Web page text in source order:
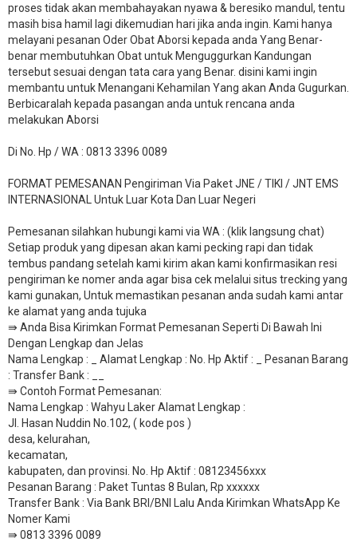
proses tidak akan membahayakan nyawa & beresiko mandul, tentu
masih bisa hamil lagi dikemudian hari jika anda ingin. Kami hanya
melayani pesanan Oder Obat Aborsi kepada anda Yang Benar-
benar membutuhkan Obat untuk Menguggurkan Kandungan
tersebut sesuai dengan tata cara yang Benar. disini kami ingin
membantu untuk Menangani Kehamilan Yang akan Anda Gugurkan.
Berbicaralah kepada pasangan anda untuk rencana anda
melakukan Aborsi
Di No. Hp / WA : 0813 3396 0089
FORMAT PEMESANAN Pengiriman Via Paket JNE / TIKI / JNT EMS
INTERNASIONAL Untuk Luar Kota Dan Luar Negeri
Pemesanan silahkan hubungi kami via WA : (klik langsung chat)
Setiap produk yang dipesan akan kami pecking rapi dan tidak
tembus pandang setelah kami kirim akan kami konfirmasikan resi
pengiriman ke nomer anda agar bisa cek melalui situs trecking yang
kami gunakan, Untuk memastikan pesanan anda sudah kami antar
ke alamat yang anda tujuka
⇛ Anda Bisa Kirimkan Format Pemesanan Seperti Di Bawah Ini
Dengan Lengkap dan Jelas
Nama Lengkap : _ Alamat Lengkap : No. Hp Aktif : _ Pesanan Barang
: Transfer Bank : __
​⇛ Contoh Format Pemesanan:
Nama Lengkap : Wahyu Laker Alamat Lengkap :
Jl. Hasan Nuddin No.102, ( kode pos )
desa, kelurahan,
kecamatan,
kabupaten, dan provinsi. No. Hp Aktif : 08123456xxx
Pesanan Barang : Paket Tuntas 8 Bulan, Rp xxxxxx
​Transfer Bank : Via Bank BRI/BNI Lalu Anda Kirimkan WhatsApp Ke
Nomer Kami
⇛ 0813 3396 0089